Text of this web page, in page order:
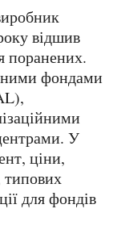
відшив
поранених.
фондами
У
ціни,
типових
для фондів